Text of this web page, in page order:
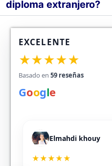
diploma extranjero?
EXCELENTE
★★★★★
Basado en59 reseñas
Google
Elmahdi khouy
★★★★★